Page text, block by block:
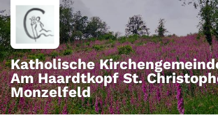
Zum Inhalt springen
Katholische
Am Haardtkopf St.
Monzelfeld